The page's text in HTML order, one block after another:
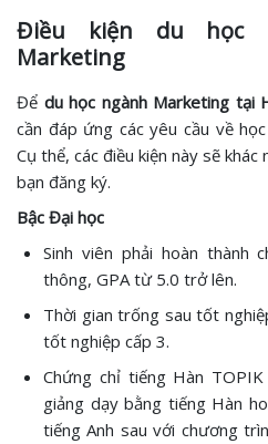
Điều kiện du học
Marketing
Để du học ngành Marketing tại
cần đáp ứng các yêu cầu về
Cụ thể, các điều kiện này sẽ
bạn đăng ký.
Bậc Đại học
Sinh viên phải hoàn thành
thông, GPA từ 5.0 trở lên.
Thời gian trống sau tốt
tốt nghiệp cấp 3.
Chứng chỉ tiếng Hàn
giảng dạy bằng tiếng Hàn
tiếng Anh sau với chương